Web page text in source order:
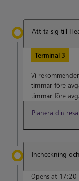
Att ta sig till
Terminal 3
Vi
timmar före
timmar före
Planera din resa
Incheckning
Opens at 17:20